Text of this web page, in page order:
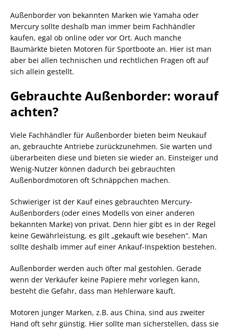
Außenborder von bekannten Marken wie Yamaha oder
Mercury sollte deshalb man immer beim Fachhändler
kaufen, egal ob online oder vor Ort. Auch manche
Baumärkte bieten Motoren für Sportboote an. Hier ist man
aber bei allen technischen und rechtlichen Fragen oft auf
sich allein gestellt.
Gebrauchte Außenborder: worauf
achten?
Viele Fachhändler für Außenborder bieten beim Neukauf
an, gebrauchte Antriebe zurückzunehmen. Sie warten und
überarbeiten diese und bieten sie wieder an. Einsteiger und
Wenig-Nutzer können dadurch bei gebrauchten
Außenbordmotoren oft Schnäppchen machen.
Schwieriger ist der Kauf eines gebrauchten Mercury-
Außenborders (oder eines Modells von einer anderen
bekannten Marke) von privat. Denn hier gibt es in der Regel
keine Gewährleistung, es gilt „gekauft wie besehen“. Man
sollte deshalb immer auf einer Ankauf-Inspektion bestehen.
Außenborder werden auch öfter mal gestohlen. Gerade
wenn der Verkäufer keine Papiere mehr vorlegen kann,
besteht die Gefahr, dass man Hehlerware kauft.
Motoren junger Marken, z.B. aus China, sind aus zweiter
Hand oft sehr günstig. Hier sollte man sicherstellen, dass sie